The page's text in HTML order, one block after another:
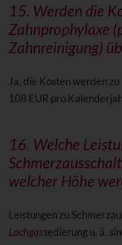
15. Werden die
Zahnprophylaxe
Zahnreinigung)
Ja, die Kosten werden
108 EUR pro
16. Welche
welcher Höhe
Leistungen zu
Lachgassedierung u. ä.